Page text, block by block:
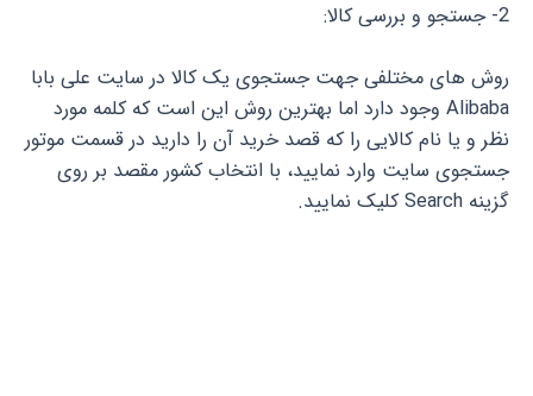
2- جستجو و بررسی کالا:
روش های مختلفی جهت جستجوی یک کالا در سایت علی بابا
Alibaba وجود دارد اما بهترین روش این است که کلمه مورد
نظر و یا نام کالایی را که قصد خرید آن را دارید در قسمت موتور
جستجوی سایت وارد نمایید، با انتخاب کشور مقصد بر روی
گزینه Search کلیک نمایید.